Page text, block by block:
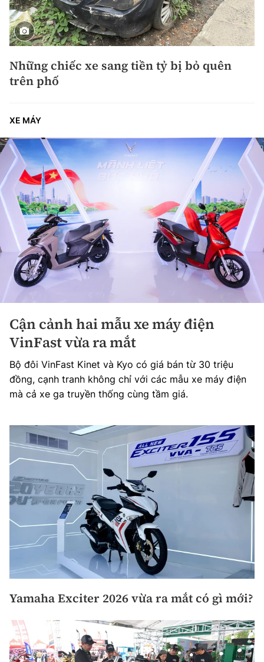
Những chiếc xe sang tiền tỷ bị bỏ quên
trên phố
XE MÁY
Cận cảnh hai mẫu xe máy điện
VinFast vừa ra mắt
Bộ đôi VinFast Kinet và Kyo có giá bán từ 30 triệu
đồng, cạnh tranh không chỉ với các mẫu xe máy điện
mà cả xe ga truyền thống cùng tầm giá.
Yamaha Exciter 2026 vừa ra mắt có gì mới?